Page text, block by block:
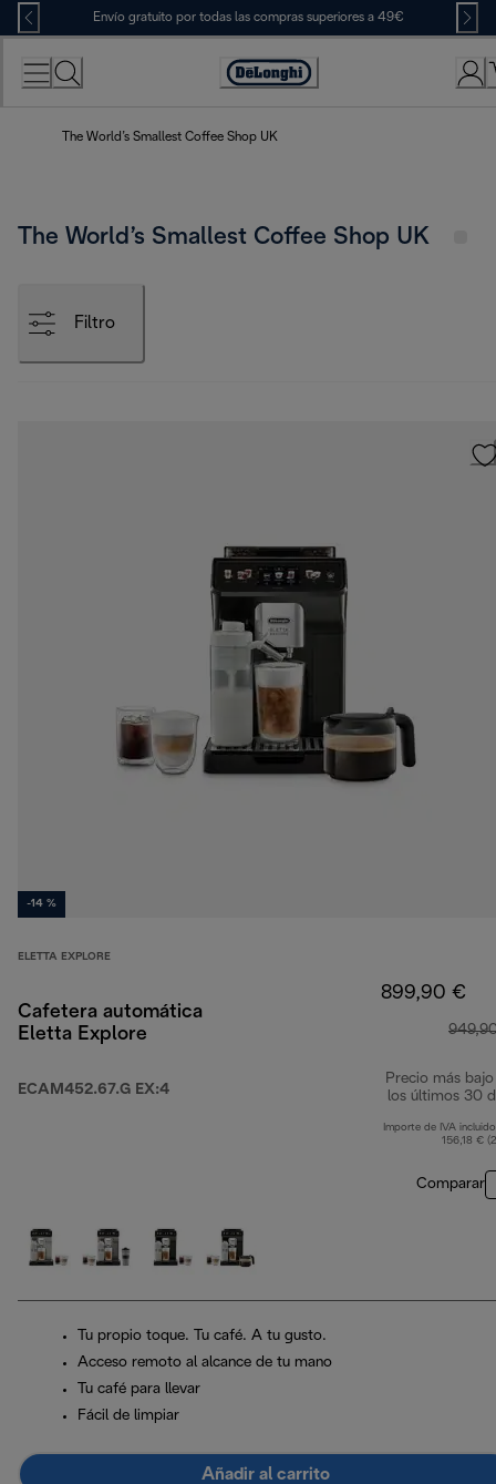
Skip
to
Content
Envío gratuito por todas las compras superiores a 49€
Accessibility
The World’s Smallest Coffee Shop UK
The World’s Smallest Coffee Shop UK
Filtro
-14 %
ELETTA EXPLORE
Cafetera automática
Eletta Explore
ECAM452.67.G EX:4
899,90 €
Precio más bajo
los últimos 30
Importe de IVA
156,18 €
Comparar
Tu propio toque. Tu café. A tu gusto.
Acceso remoto al alcance de tu mano
Tu café para llevar
Fácil de limpiar
Añadir al carrito